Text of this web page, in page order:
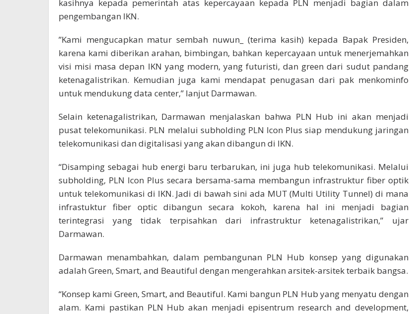
kasihnya kepada pemerintah atas kepercayaan kepada PLN menjadi bagian dalam
pengembangan IKN.
”Kami mengucapkan matur sembah nuwun_ (terima kasih) kepada Bapak Presiden,
karena kami diberikan arahan, bimbingan, bahkan kepercayaan untuk menerjemahkan
visi misi masa depan IKN yang modern, yang futuristi, dan green dari sudut pandang
ketenagalistrikan. Kemudian juga kami mendapat penugasan dari pak menkominfo
untuk mendukung data center,” lanjut Darmawan.
Selain ketenagalistrikan, Darmawan menjalaskan bahwa PLN Hub ini akan menjadi
pusat telekomunikasi. PLN melalui subholding PLN Icon Plus siap mendukung jaringan
telekomunikasi dan digitalisasi yang akan dibangun di IKN.
“Disamping sebagai hub energi baru terbarukan, ini juga hub telekomunikasi. Melalui
subholding, PLN Icon Plus secara bersama-sama membangun infrastruktur fiber optik
untuk telekomunikasi di IKN. Jadi di bawah sini ada MUT (Multi Utility Tunnel) di mana
infrastuktur fiber optic dibangun secara kokoh, karena hal ini menjadi bagian
terintegrasi yang tidak terpisahkan dari infrastruktur ketenagalistrikan,” ujar
Darmawan.
Darmawan menambahkan, dalam pembangunan PLN Hub konsep yang digunakan
adalah Green, Smart, and Beautiful dengan mengerahkan arsitek-arsitek terbaik bangsa.
“Konsep kami Green, Smart, and Beautiful. Kami bangun PLN Hub yang menyatu dengan
alam. Kami pastikan PLN Hub akan menjadi episentrum research and development,